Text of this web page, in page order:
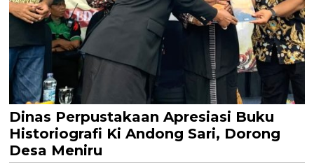
Dinas Perpustakaan Apresiasi Buku
Historiografi Ki Andong Sari, Dorong
Desa Meniru